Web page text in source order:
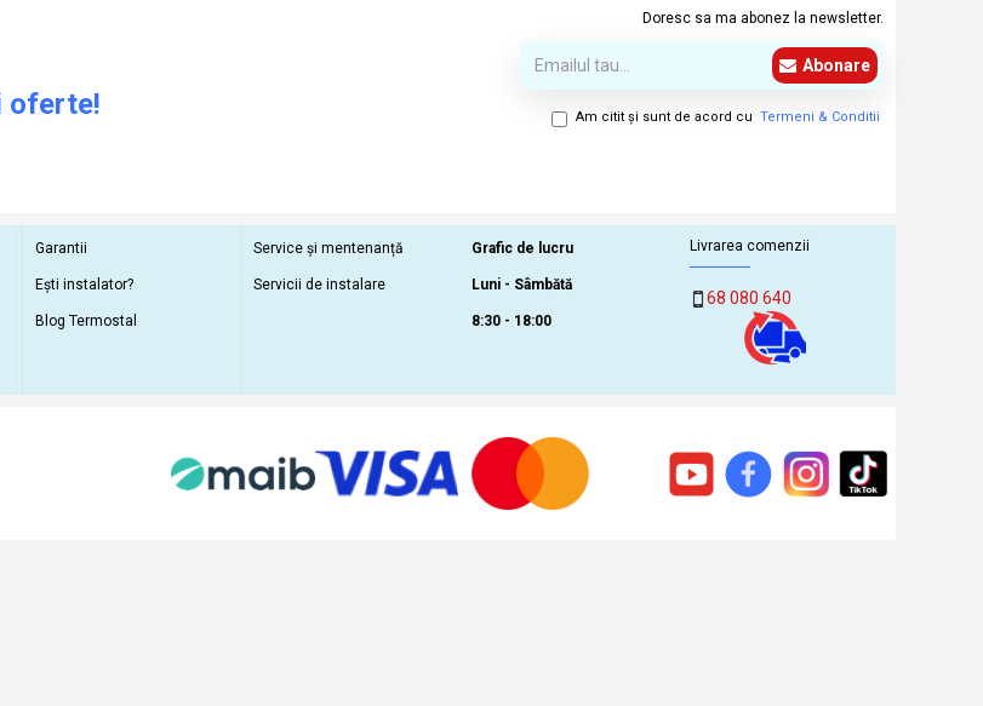
oferte!
Doresc sa ma abonez la newsletter.
Abonare
Am citit şi sunt de acord cu Termeni & Conditii
Garantii
Ești instalator?
Blog Termostal
Service și mentenanță
Servicii de instalare
Grafic de lucru
Luni - Sâmbătă
8:30 - 18:00
Livrarea comenzii
68 080 640